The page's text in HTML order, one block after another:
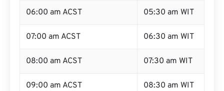
06:00 am ACST 05:30 am WIT
07:00 am ACST 06:30 am WIT
08:00 am ACST 07:30 am WIT
09:00 am ACST 08:30 am WIT